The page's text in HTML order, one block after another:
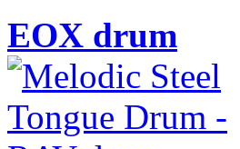
EOX drum